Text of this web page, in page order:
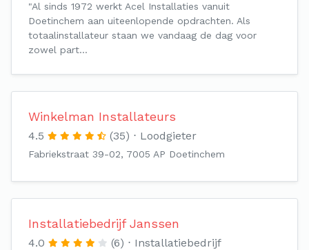
"Al sinds 1972 werkt Acel Installaties vanuit
Doetinchem aan uiteenlopende opdrachten. Als
totaalinstallateur staan we vandaag de dag voor
zowel part…
Winkelman Installateurs
4.5 (35) Loodgieter
Fabriekstraat 39-02, 7005 AP Doetinchem
Installatiebedrijf Janssen
4.0 (6) Installatiebedrijf